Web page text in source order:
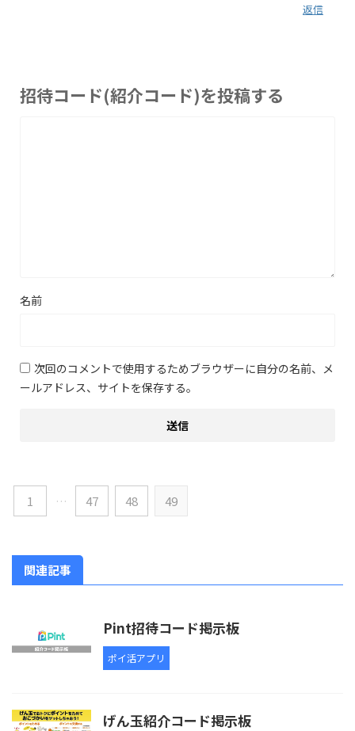
返信
招待コード(紹介コード)を投稿する
名前
次回のコメントで使用するためブラウザーに自分の名前、メ
ールアドレス、サイトを保存する。
1 … 47 48 49
関連記事
Pint招待コード掲示板
ポイ活アプリ
げん玉紹介コード掲示板